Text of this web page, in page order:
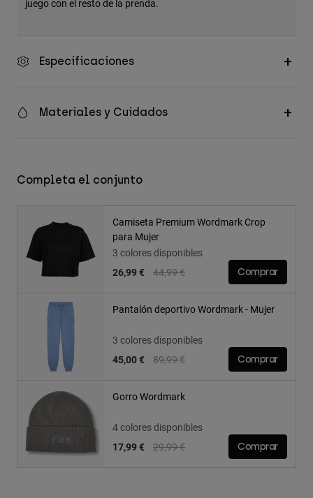
juego con el resto de la prenda.
Especificaciones
Materiales y Cuidados
Completa el conjunto
Camiseta Premium Wordmark Crop
para Mujer
3 colores disponibles
Price reduced from
44,99 €to
26,99 € Comprar
Pantalón deportivo Wordmark - Mujer
3 colores disponibles
Price reduced from
89,99 €to
45,00 € Comprar
Gorro Wordmark
4 colores disponibles
Price reduced from
29,99 €to
17,99 € Comprar